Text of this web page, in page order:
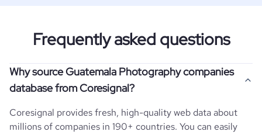
Frequently asked questions
Why source Guatemala Photography companies
database from Coresignal?
Coresignal provides fresh, high-quality web data about
millions of companies in 190+ countries. You can easily